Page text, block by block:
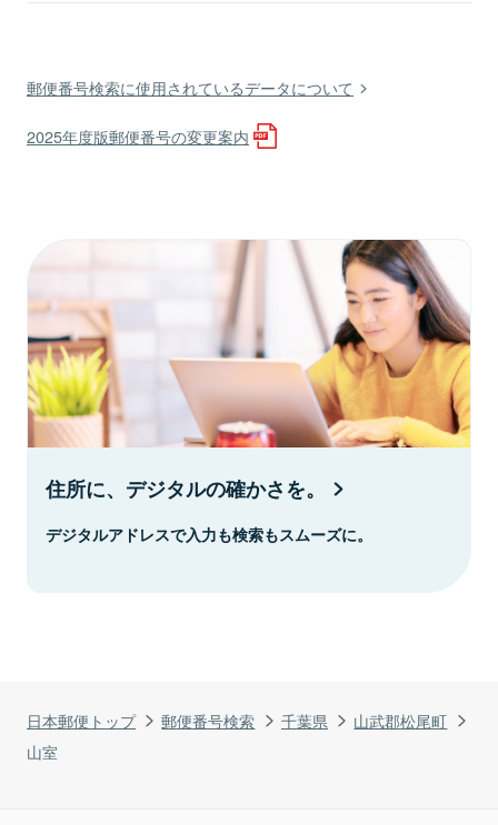
日本郵便トップ 郵便番号検索 千葉県
山武郡松尾町
山室
郵便番号検索に使用されているデータについて
2025年度版郵便番号の変更案内
住所に、デジタルの確かさを。
デジタルアドレスで入力も検索もスムーズに。